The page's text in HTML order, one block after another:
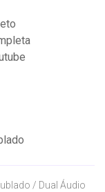
/ Dual Áudio